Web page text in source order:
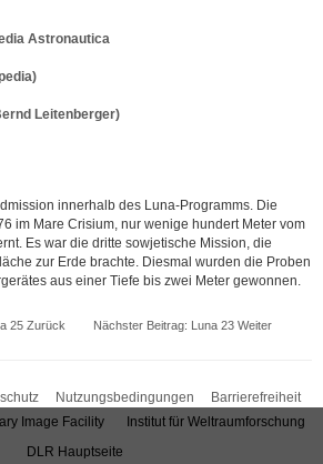
Astronautica
Leitenberger)
innerhalb des Luna-Programms. Die
im Mare Crisium, nur wenige hundert Meter vom
Es war die dritte sowjetische Mission, die
zur Erde brachte. Diesmal wurden die Proben
aus einer Tiefe bis zwei Meter gewonnen.
25 Zurück Nächster Beitrag: Luna 23 Weiter
Nutzungsbedingungen
Barrierefreiheit
Image Facility
Institut für Weltraumforschung
DLR Hauptseite